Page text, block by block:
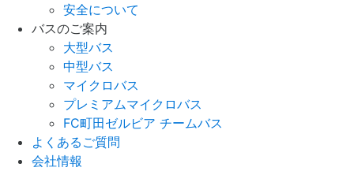
安全について
バスのご案内
大型バス
中型バス
マイクロバス
プレミアムマイクロバス
FC町田ゼルビア チームバス
よくあるご質問
会社情報